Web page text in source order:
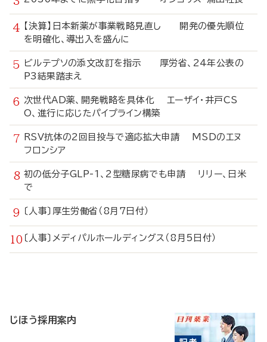
【決算】日本新薬が事業戦略見直し 開発の優先順位
を明確化、導出入を盛んに
ビルテプソの添文改訂を指示 厚労省、24年公表の
P3結果踏まえ
次世代AD薬、開発戦略を具体化 エーザイ・井戸CS
O、進行に応じたパイプライン構築
RSV抗体の2回目投与で適応拡大申請 MSDのエヌ
フロンシア
初の低分子GLP-1、2型糖尿病でも申請 リリー、日米
で
〔人事〕厚生労働省（8月7日付）
〔人事〕メディパルホールディングス（8月5日付）
じほう採用案内